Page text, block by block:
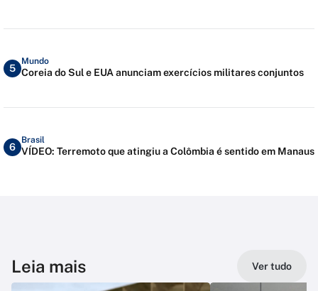
5
Mundo
Coreia do Sul e EUA anunciam exercícios militares conjuntos
6
Brasil
VÍDEO: Terremoto que atingiu a Colômbia é sentido em Manaus
Leia mais Ver tudo